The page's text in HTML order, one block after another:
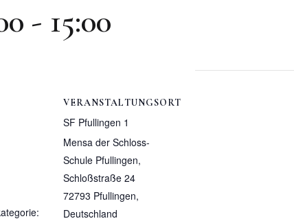
- 15:00
VERANSTALTUNGSORT
SF Pfullingen 1
Mensa der Schloss-
Schule Pfullingen,
Schloßstraße 24
72793 Pfullingen,
Deutschland